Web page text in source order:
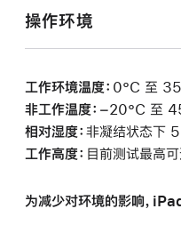
操作环境
工作环境温度： 0°C 至
非工作温度： −20°C 至
相对湿度： 非凝结状态下
工作高度： 目前测试最高
为减少对环境的影响，